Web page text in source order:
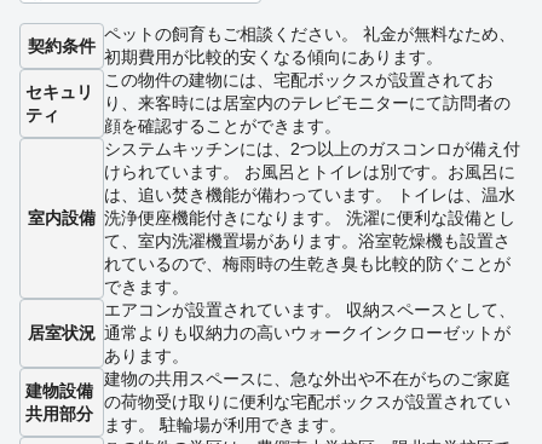
契約条件
ペットの飼育もご相談ください。 礼金が無料なため、
初期費用が比較的安くなる傾向にあります。
セキュリ
ティ
この物件の建物には、宅配ボックスが設置されてお
り、来客時には居室内のテレビモニターにて訪問者の
顔を確認することができます。
室内設備
システムキッチンには、2つ以上のガスコンロが備え付
けられています。 お風呂とトイレは別です。お風呂に
は、追い焚き機能が備わっています。 トイレは、温水
洗浄便座機能付きになります。 洗濯に便利な設備とし
て、室内洗濯機置場があります。浴室乾燥機も設置さ
れているので、梅雨時の生乾き臭も比較的防ぐことが
できます。
居室状況
エアコンが設置されています。 収納スペースとして、
通常よりも収納力の高いウォークインクローゼットが
あります。
建物設備
共用部分
建物の共用スペースに、急な外出や不在がちのご家庭
の荷物受け取りに便利な宅配ボックスが設置されてい
ます。 駐輪場が利用できます。